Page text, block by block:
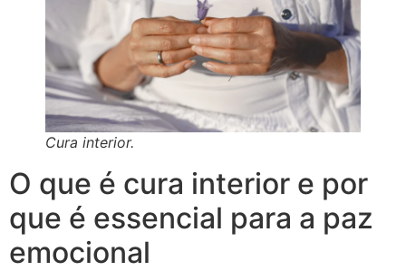
Cura interior.
O que é cura interior e por
que é essencial para a paz
emocional